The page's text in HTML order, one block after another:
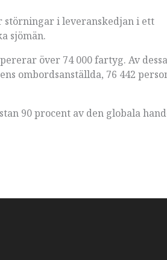
störningar i leveranskedjan i ett
sjömän.
över 74 000 fartyg. Av
ombordsanställda, 76 442
90 procent av den globala